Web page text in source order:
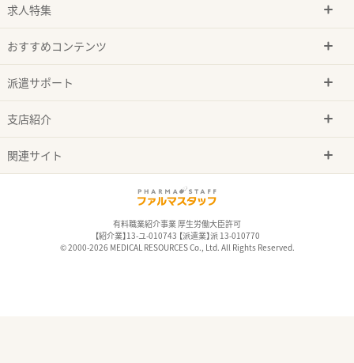
求人特集
おすすめコンテンツ
派遣サポート
支店紹介
関連サイト
有料職業紹介事業 厚生労働大臣許可
【紹介業】13-ユ-010743 【派遣業】派 13-010770
© 2000-2026 MEDICAL RESOURCES Co., Ltd. All Rights Reserved.